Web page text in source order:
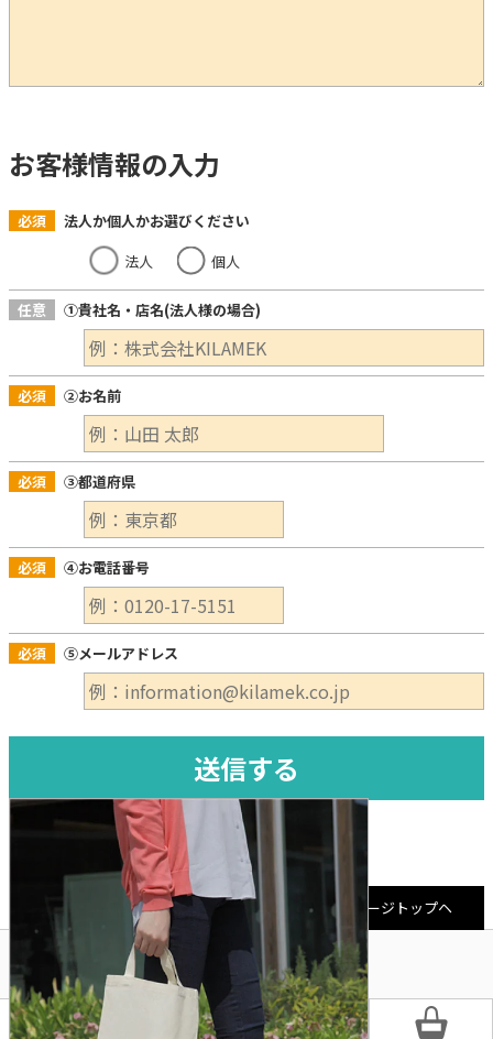
お客様情報の入力
必須
法人か個人かお選びください
法人
個人
任意 ①貴社名・店名(法人様の場合)
必須 ②お名前
必須 ③都道府県
必須 ④お電話番号
必須 ⑤メールアドレス
ページトップヘ